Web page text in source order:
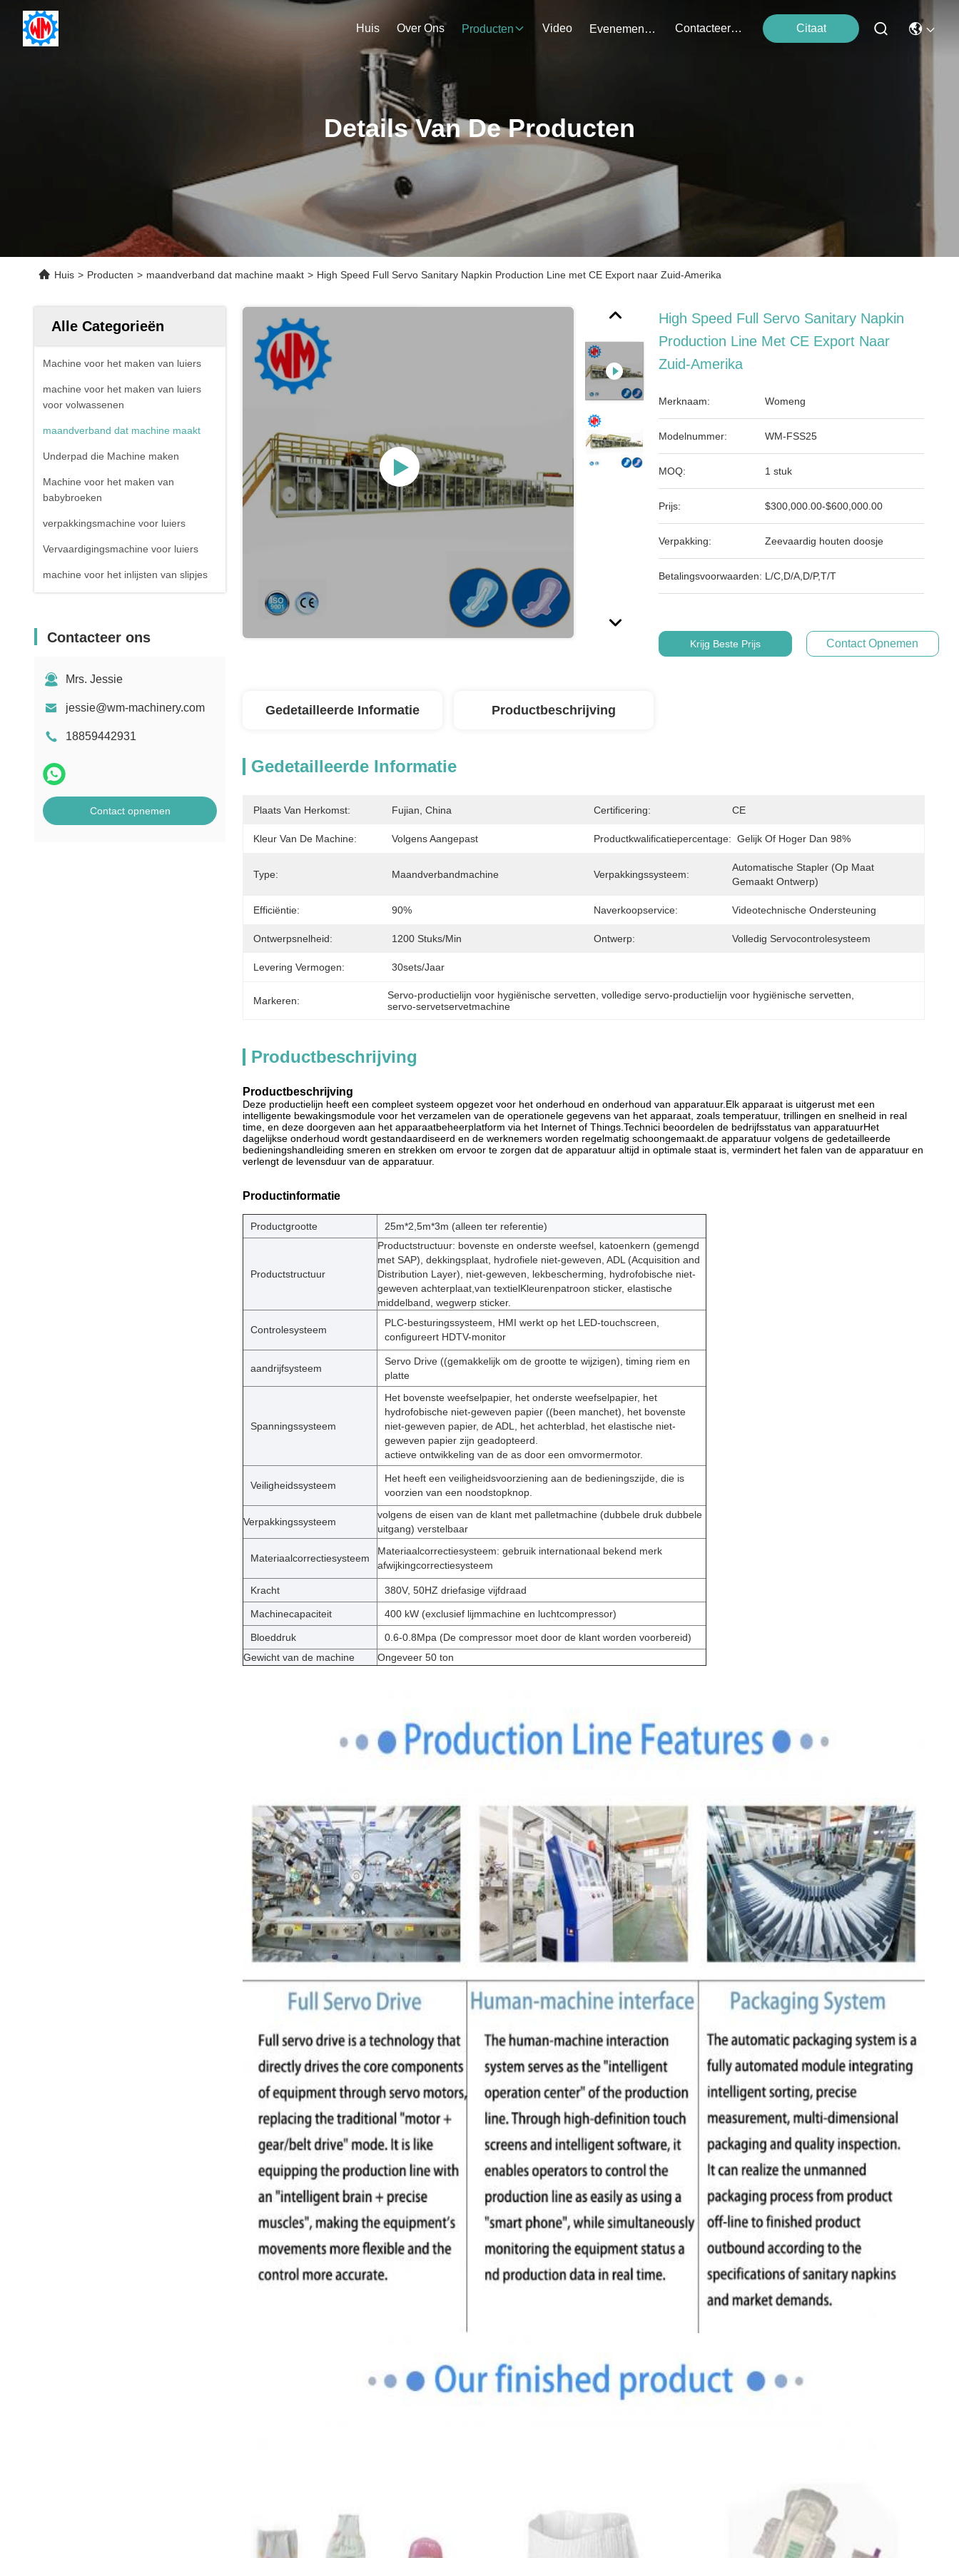
Huis Over Ons Producten Video Evenementen Contacteer Ons Citaat
Details Van De Producten
Huis > Producten > maandverband dat machine maakt > High Speed Full Servo Sanitary Napkin Production Line met CE Export naar Zuid-Amerika
Alle Categorieën
Machine voor het maken van luiers
machine voor het maken van luiers
voor volwassenen
maandverband dat machine maakt
Underpad die Machine maken
Machine voor het maken van
babybroeken
verpakkingsmachine voor luiers
Vervaardigingsmachine voor luiers
machine voor het inlijsten van slipjes
Contacteer ons
Mrs. Jessie
jessie@wm-machinery.com
18859442931
Contact opnemen
High Speed Full Servo Sanitary Napkin
Production Line Met CE Export Naar
Zuid-Amerika
Merknaam: Womeng
Modelnummer: WM-FSS25
MOQ: 1 stuk
Prijs: $300,000.00-$600,000.00
Verpakking: Zeevaardig houten doosje
Betalingsvoorwaarden: L/C,D/A,D/P,T/T
Krijg Beste Prijs Contact Opnemen
Gedetailleerde Informatie Productbeschrijving
Gedetailleerde Informatie
Plaats Van Herkomst: Fujian, China Certificering: CE
Kleur Van De Machine: Volgens Aangepast Productkwalificatiepercentage: Gelijk Of Hoger Dan 98%
Type: Maandverbandmachine Verpakkingssysteem:
Automatische Stapler (op Maat
Gemaakt Ontwerp)
Efficiëntie: 90% Naverkoopservice: Videotechnische Ondersteuning
Ontwerpsnelheid: 1200 Stuks/min Ontwerp: Volledig Servocontrolesysteem
Levering Vermogen: 30sets/jaar
Markeren: Servo-productielijn voor hygiënische servetten , volledige servo-productielijn voor hygiënische servetten
servo-servetservetmachine
Productbeschrijving
Productbeschrijving
Deze productielijn heeft een compleet systeem opgezet voor het onderhoud en onderhoud van apparatuur.Elk apparaat is uitgerust met een
intelligente bewakingsmodule voor het verzamelen van de operationele gegevens van het apparaat, zoals temperatuur, trillingen en snelheid in real
time, en deze doorgeven aan het apparaatbeheerplatform via het Internet of Things.Technici beoordelen de bedrijfsstatus van apparatuurHet
dagelijkse onderhoud wordt gestandaardiseerd en de werknemers worden regelmatig schoongemaakt.de apparatuur volgens de gedetailleerde
bedieningshandleiding smeren en strekken om ervoor te zorgen dat de apparatuur altijd in optimale staat is, vermindert het falen van de apparatuur en
verlengt de levensduur van de apparatuur.
Productinformatie
Productgrootte 25m*2,5m*3m (alleen ter referentie)
Productstructuur
Productstructuur: bovenste en onderste weefsel, katoenkern (gemengd
met SAP), dekkingsplaat, hydrofiele niet-geweven, ADL (Acquisition and
Distribution Layer), niet-geweven, lekbescherming, hydrofobische niet-
geweven achterplaat,van textielKleurenpatroon sticker, elastische
middelband, wegwerp sticker.
Controlesysteem
PLC-besturingssysteem, HMI werkt op het LED-touchscreen,
configureert HDTV-monitor
aandrijfsysteem
Servo Drive ((gemakkelijk om de grootte te wijzigen), timing riem en
platte
Spanningssysteem
Het bovenste weefselpapier, het onderste weefselpapier, het
hydrofobische niet-geweven papier ((been manchet), het bovenste
niet-geweven papier, de ADL, het achterblad, het elastische niet-
geweven papier zijn geadopteerd.
actieve ontwikkeling van de as door een omvormermotor.
Veiligheidssysteem
Het heeft een veiligheidsvoorziening aan de bedieningszijde, die is
voorzien van een noodstopknop.
Verpakkingssysteem
volgens de eisen van de klant met palletmachine (dubbele druk dubbele
uitgang) verstelbaar
Materiaalcorrectiesysteem
Materiaalcorrectiesysteem: gebruik internationaal bekend merk
afwijkingcorrectiesysteem
Kracht 380V, 50HZ driefasige vijfdraad
Machinecapaciteit 400 kW (exclusief lijmmachine en luchtcompressor)
Bloeddruk
0.6-0.8Mpa (De compressor moet door de klant worden voorbereid)
Gewicht van de machine
Ongeveer 50 ton